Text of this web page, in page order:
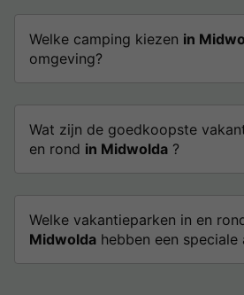
Welke camping kiezen in
omgeving?
Wat zijn de goedkoopste
en rond in Midwolda ?
Welke vakantieparken in en
Midwolda hebben een speciale